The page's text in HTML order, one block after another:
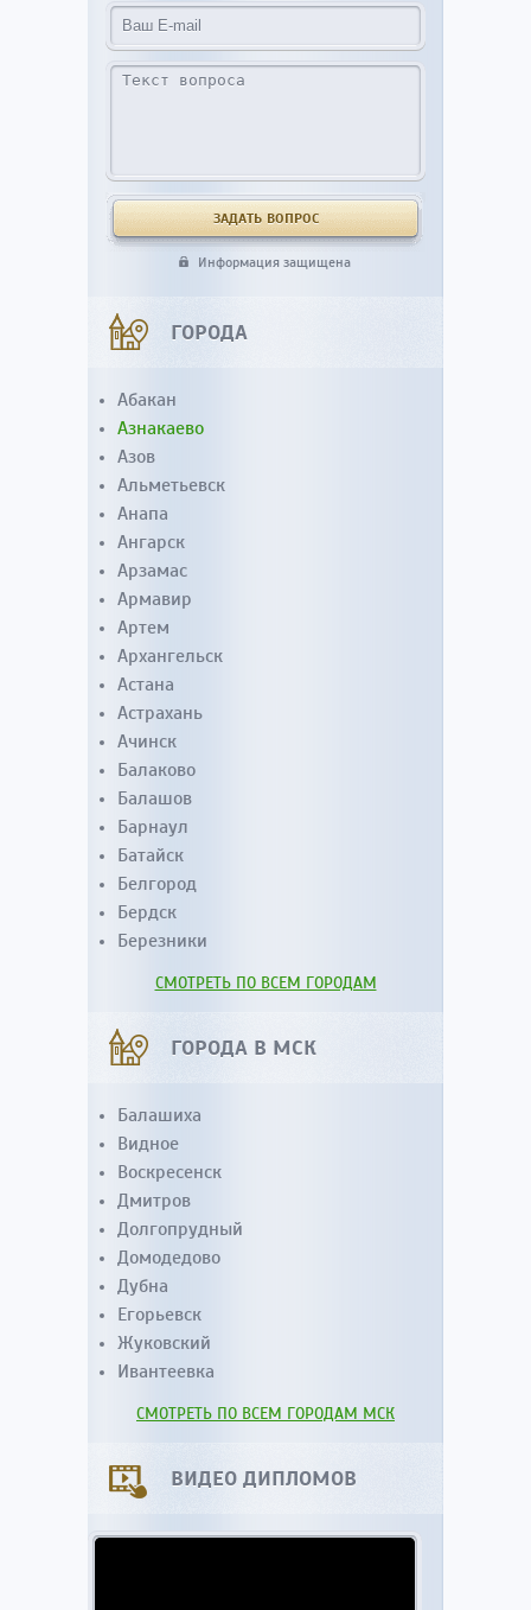
Информация защищена
ГОРОДА
Абакан
Азнакаево
Азов
Альметьевск
Анапа
Ангарск
Арзамас
Армавир
Артем
Архангельск
Астана
Астрахань
Ачинск
Балаково
Балашов
Барнаул
Батайск
Белгород
Бердск
Березники
СМОТРЕТЬ ПО ВСЕМ ГОРОДАМ
ГОРОДА В МСК
Балашиха
Видное
Воскресенск
Дмитров
Долгопрудный
Домодедово
Дубна
Егорьевск
Жуковский
Ивантеевка
СМОТРЕТЬ ПО ВСЕМ ГОРОДАМ МСК
ВИДЕО ДИПЛОМОВ